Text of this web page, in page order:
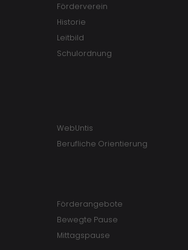
Förderverein
Historie
Leitbild
Schulordnung
WebUntis
Berufliche Orientierung
Förderangebote
Bewegte Pause
Mittagspause